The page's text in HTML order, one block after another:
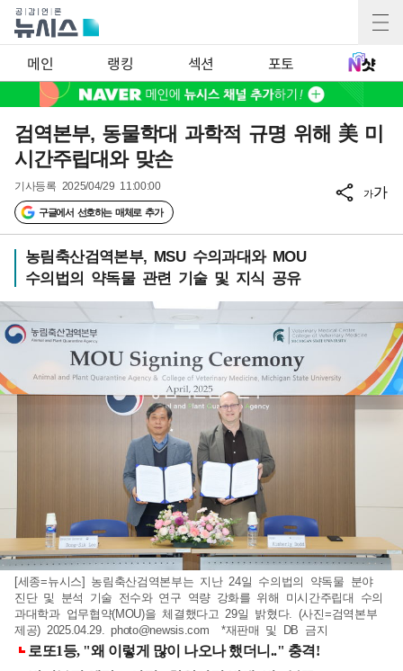
메인 랭킹 섹션 포토
검역본부, 동물학대 과학적 규명 위해 美 미
시간주립대와 맞손
기사등록 2025/04/29 11:00:00
구글에서 선호하는 매체로 추가
가가
농림축산검역본부, MSU 수의과대와 MOU
수의법의 약독물 관련 기술 및 지식 공유
[세종=뉴시스] 농림축산검역본부는 지난 24일 수의법의 약독물 분야
진단 및 분석 기술 전수와 연구 역량 강화를 위해 미시간주립대 수의
과대학과 업무협약(MOU)을 체결했다고 29일 밝혔다. (사진=검역본부
제공) 2025.04.29.photo@newsis.com *재판매 및 DB 금지